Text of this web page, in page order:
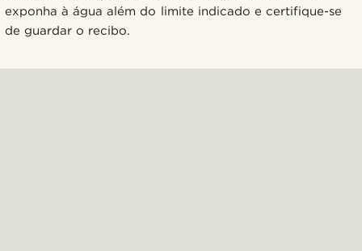
exponha à água além do limite indicado e certifique-se
de guardar o recibo.